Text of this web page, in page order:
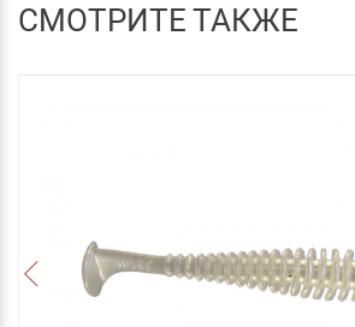
СМОТРИТЕ ТАКЖЕ